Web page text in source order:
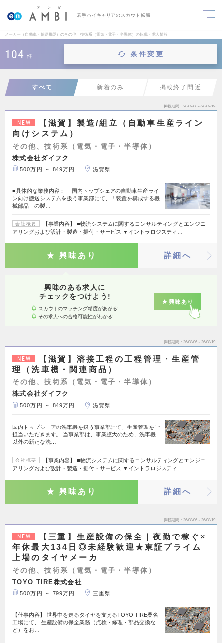
若手ハイキャリアのスカウト転職
メーカー（自動車・輸送機器）のその他、技術系（電気・電子・半導体）の転職・求人情報
104 件 条件変更
すべて 新着のみ 掲載終了間近
掲載期間 26/08/06～26/08/19
NEW
【滋賀】製造/組立（自動車生産ライン
向けシステム）
その他、技術系（電気・電子・半導体）
株式会社ダイフク
500万円 ～ 849万円 滋賀県
■具体的な業務内容： 国内トップシェアの自動車生産ライ
ン向け搬送システムを扱う事業部にて、「装置を構成する機
械部品」の製…
会社概要
【事業内容】 ■物流システムに関するコンサルティングとエンジニ
アリングおよび設計・製造・据付・サービス ▼イントラロジスティ…
興味あり 詳細へ
興味のある求人に
チェックをつけよう!
スカウトのマッチング精度があがる!
その求人への合格可能性がわかる!
興味あり
掲載期間 26/08/06～26/08/19
NEW
【滋賀】溶接工程の工程管理・生産管
理（洗車機・関連商品）
その他、技術系（電気・電子・半導体）
株式会社ダイフク
500万円 ～ 849万円 滋賀県
国内トップシェアの洗車機を扱う事業部にて、生産管理をご
担当いただきます。 当事業部は、事業拡大のため、洗車機
以外の新たな洗…
会社概要
【事業内容】 ■物流システムに関するコンサルティングとエンジニ
アリングおよび設計・製造・据付・サービス ▼イントラロジスティ…
興味あり 詳細へ
掲載期間 26/08/06～26/08/19
NEW
【三重】生産設備の保全｜夜勤で稼ぐ×
年休最大134日◎未経験歓迎★東証プライム
上場のタイヤメーカ
その他、技術系（電気・電子・半導体）
TOYO TIRE株式会社
500万円 ～ 799万円 三重県
【仕事内容】 世界中を走るタイヤを支えるTOYO TIRE桑名
工場にて、 生産設備の保全業務（点検・修理・部品交換な
ど）をお…